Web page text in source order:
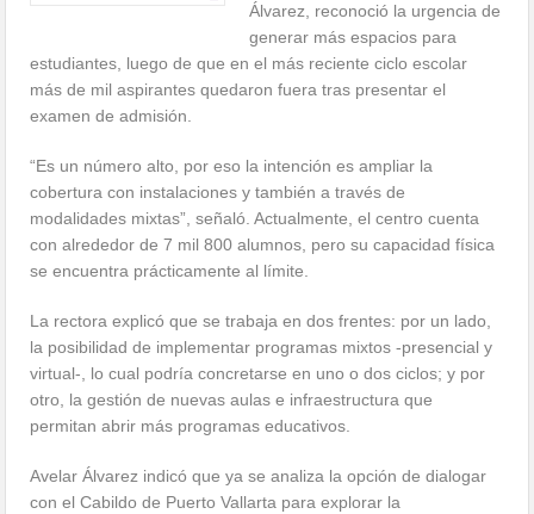
Álvarez, reconoció la urgencia de
generar más espacios para
estudiantes, luego de que en el más reciente ciclo escolar
más de mil aspirantes quedaron fuera tras presentar el
examen de admisión.
“Es un número alto, por eso la intención es ampliar la
cobertura con instalaciones y también a través de
modalidades mixtas”, señaló. Actualmente, el centro cuenta
con alrededor de 7 mil 800 alumnos, pero su capacidad física
se encuentra prácticamente al límite.
La rectora explicó que se trabaja en dos frentes: por un lado,
la posibilidad de implementar programas mixtos -presencial y
virtual-, lo cual podría concretarse en uno o dos ciclos; y por
otro, la gestión de nuevas aulas e infraestructura que
permitan abrir más programas educativos.
Avelar Álvarez indicó que ya se analiza la opción de dialogar
con el Cabildo de Puerto Vallarta para explorar la